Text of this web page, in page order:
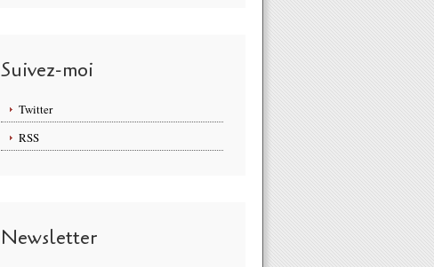
Suivez-moi
Twitter
RSS
Newsletter